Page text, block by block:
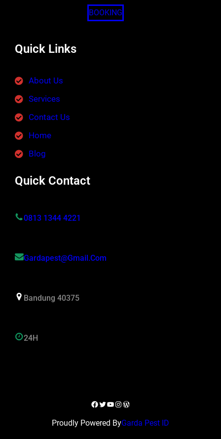
BOOKING
Quick Links
About Us
Services
Contact Us
Home
Blog
Quick Contact
0813 1344 4221
Gardapest@gmail.com
Bandung 40375
24H
Facebook
Twitter
YouTube
Instagram
WordPress
Proudly Powered ByGarda Pest ID